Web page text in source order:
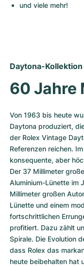
und viele mehr!
Daytona-Kollektion
60 Jahre
Von 1963 bis heute
Daytona produziert,
der Rolex Vintage
Referenzen reichen.
konsequente, aber
Der 37 Millimeter
Aluminium-Lünette im
Millimeter großen
Lünette und einem
fortschrittlichen
profitiert. Dazu zählt
Spirale. Die Evolution
dass Rolex das
heute beibehalten hat